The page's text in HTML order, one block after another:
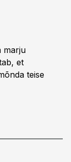
marju
et
teise